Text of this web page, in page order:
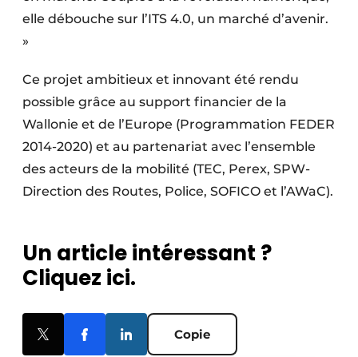
elle débouche sur l’ITS 4.0, un marché d’avenir.
»
Ce projet ambitieux et innovant été rendu
possible grâce au support financier de la
Wallonie et de l’Europe (Programmation FEDER
2014-2020) et au partenariat avec l’ensemble
des acteurs de la mobilité (TEC, Perex, SPW-
Direction des Routes, Police, SOFICO et l’AWaC).
Un article intéressant ?
Cliquez ici.
Copie